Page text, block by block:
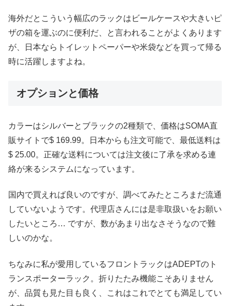
海外だとこういう幅広のラックはビールケースや大きいピ
ザの箱を運ぶのに便利だ、と言われることがよくあります
が、日本ならトイレットペーパーや米袋などを買って帰る
時に活躍しますよね。
オプションと価格
カラーはシルバーとブラックの2種類で、価格はSOMA直
販サイトで$ 169.99。日本からも注文可能で、最低送料は
$ 25.00。正確な送料については注文後に了承を求める連
絡が来るシステムになっています。
国内で買えれば良いのですが、調べてみたところまだ流通
していないようです。代理店さんには是非取扱いをお願い
したいところ… ですが、数があまり出なさそうなので難
しいのかな。
ちなみに私が愛用しているフロントラックはADEPTのト
ランスポーターラック。折りたたみ機能こそありません
が、品質も見た目も良く、これはこれでとても満足してい